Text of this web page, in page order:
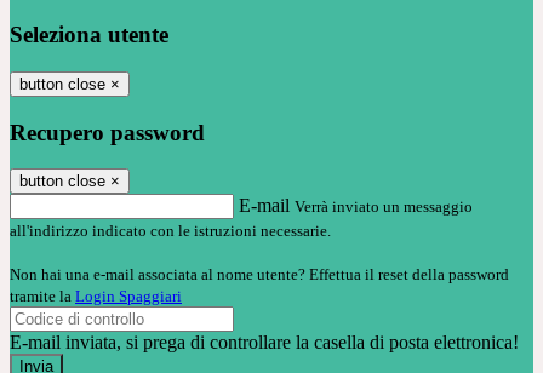
Seleziona utente
button close ×
Recupero password
button close ×
E-mail Verrà inviato un messaggio
all'indirizzo indicato con le istruzioni necessarie.
Non hai una e-mail associata al nome utente? Effettua il reset della password
tramite la Login Spaggiari
E-mail inviata, si prega di controllare la casella di posta elettronica!